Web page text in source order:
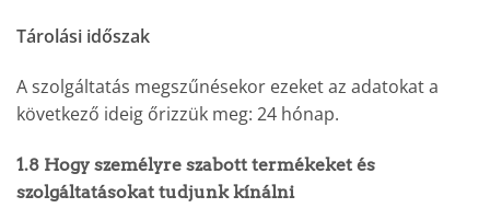
Tárolási időszak
A szolgáltatás megszűnésekor ezeket az adatokat a
következő ideig őrizzük meg: 24 hónap.
1.8 Hogy személyre szabott termékeket és
szolgáltatásokat tudjunk kínálni